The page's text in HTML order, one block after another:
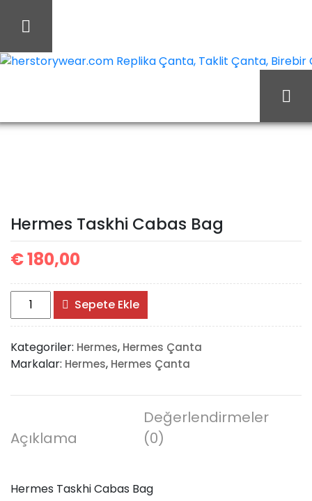
Bag
Hermes Taskhi Cabas Bag
€180,00
Hermes
Taskhi
Cabas
Bag
adet
Sepete Ekle
Kategoriler: Hermes, Hermes Çanta
Markalar: Hermes, Hermes Çanta
Açıklama
Değerlendirmeler
(0)
Hermes Taskhi Cabas Bag